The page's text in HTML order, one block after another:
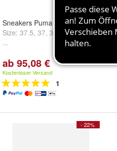
Sneakers Puma Graviton Weiß
Size: 37.5, 37, 36 undweitere
...
ab 95,08 €
Kostenloser Versand
1
- 22%